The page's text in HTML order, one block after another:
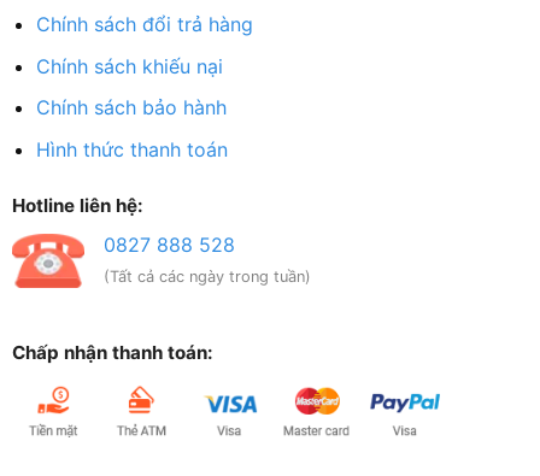
Chính sách đổi trả hàng
Chính sách khiếu nại
Chính sách bảo hành
Hình thức thanh toán
Hotline liên hệ:
0827 888 528
(Tất cả các ngày trong tuần)
Chấp nhận thanh toán: